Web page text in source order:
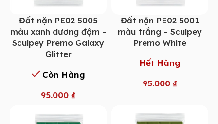
Đất nặn PE02 5005
màu xanh dương đậm –
Sculpey Premo Galaxy
Glitter
Còn Hàng
95.000 ₫
Đất nặn PE02 5001
màu trắng – Sculpey
Premo White
Hết Hàng
95.000 ₫